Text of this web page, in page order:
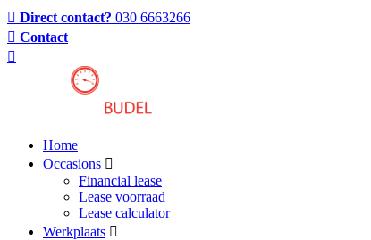
Direct contact? 030 6663266
Contact
Home
Occasions
Financial lease
Lease voorraad
Lease calculator
Werkplaats